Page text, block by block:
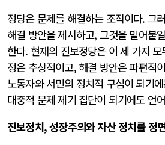
정당은 문제를 해결하는 조직이다. 그
해결 방안을 제시하고, 그것을 밀어붙
한다. 현재의 진보정당은 이 세 가지
정은 추상적이고, 해결 방안은 파편적
노동자와 서민의 정치적 구심이 되기
대중적 문제 제기 집단이 되기에도 언
진보정치, 성장주의와 자산 정치를 정